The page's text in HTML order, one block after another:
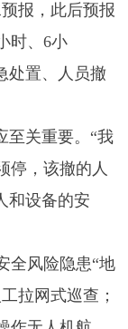
报，此后预报
时、6小
处置、人员撤
至关重要。“我
停，该撤的人
和设备的安
全风险隐患“地
拉网式巡查；